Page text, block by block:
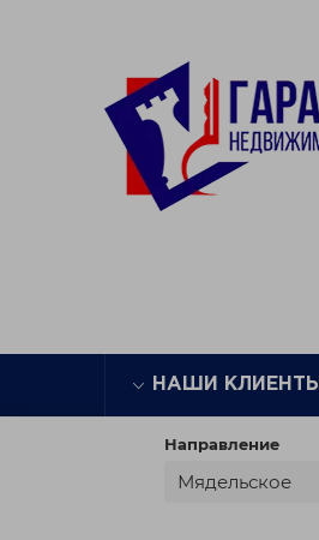
НАШИ КЛИЕНТЫ
Направление
Мядельское